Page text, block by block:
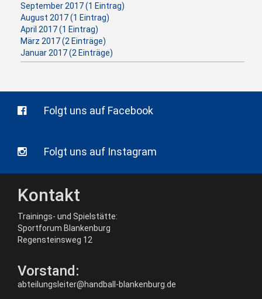
September 2017 (1 Eintrag)
August 2017 (1 Eintrag)
April 2017 (1 Eintrag)
März 2017 (2 Einträge)
Januar 2017 (2 Einträge)
Folgt uns auf Facebook
Folgt uns auf Instagram
Kontakt
Trainings- und Spielstätte:
Sportforum Blankenburg
Regensteinsweg 12
Vorstand:
abteilungsleiter@handball-blankenburg.de